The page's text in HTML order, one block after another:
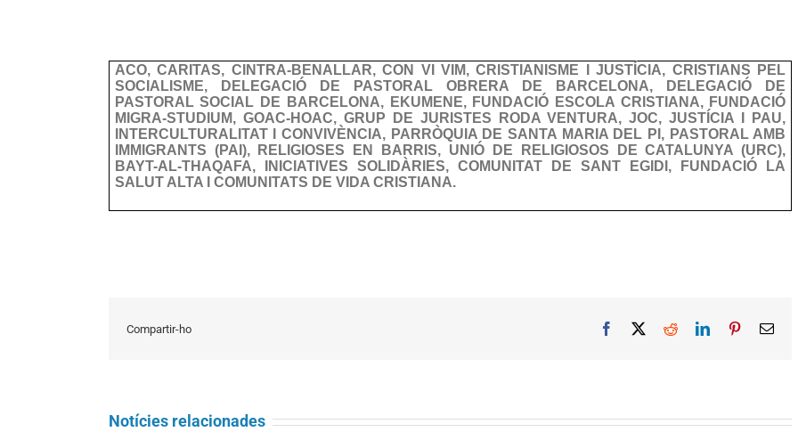
ACO, CARITAS, CINTRA-BENALLAR, CON VI VIM, CRISTIANISME I JUSTÍCIA, CRISTIANS PEL
SOCIALISME, DELEGACIÓ DE PASTORAL OBRERA DE BARCELONA, DELEGACIÓ DE
PASTORAL SOCIAL DE BARCELONA, EKUMENE, FUNDACIÓ ESCOLA CRISTIANA, FUNDACIÓ
MIGRA-STUDIUM, GOAC-HOAC, GRUP DE JURISTES RODA VENTURA, JOC, JUSTÍCIA I PAU,
INTERCULTURALITAT I CONVIVÈNCIA, PARRÒQUIA DE SANTA MARIA DEL PI, PASTORAL AMB
IMMIGRANTS (PAI), RELIGIOSES EN BARRIS, UNIÓ DE RELIGIOSOS DE CATALUNYA (URC),
BAYT-AL-THAQAFA, INICIATIVES SOLIDÀRIES, COMUNITAT DE SANT EGIDI, FUNDACIÓ LA
SALUT ALTA I COMUNITATS DE VIDA CRISTIANA.
Compartir-ho Facebook RedditLinkedInPinterestEmail
Notícies relacionades